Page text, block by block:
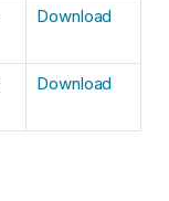
Download
Download